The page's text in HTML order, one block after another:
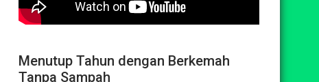
Menutup Tahun dengan Berkemah
Tanpa Sampah